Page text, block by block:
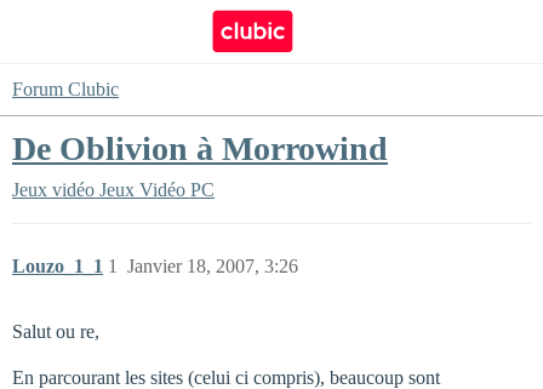
Forum Clubic
De Oblivion à Morrowind
Jeux vidéo Jeux Vidéo PC
Louzo_1_1 Janvier 18, 2007, 3:26
1
Salut ou re,
En parcourant les sites (celui ci compris), beaucoup sont